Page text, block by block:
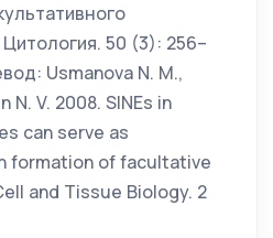
50 (3): 256–
Usmanova N. M.,
N. V. 2008. SINEs in
can serve as
formation of facultative
and Tissue Biology. 2